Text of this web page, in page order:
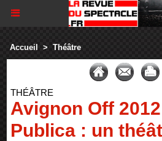
Accueil > Théâtre
THÉÂTRE
Avignon Off
Publica : un